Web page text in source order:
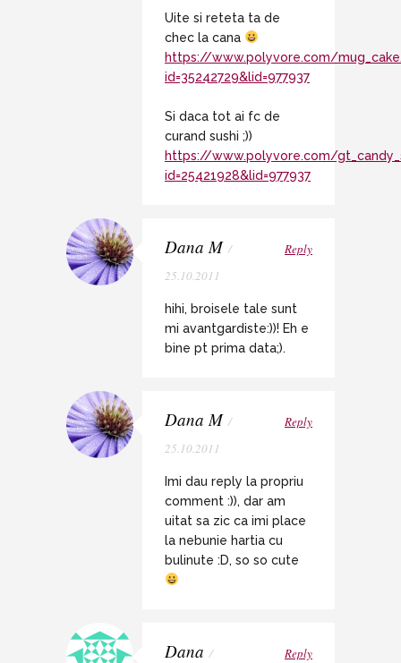
Uite si reteta ta de
chec la cana
https://www.polyvore.com/
id=35242729&lid=977937
Si daca tot ai fc de
curand sushi ;))
https://www.polyvore.com/
id=25421928&lid=977937
Dana M /
25.10.2011
Reply
hihi, broisele tale sunt
mi avantgardiste:))! Eh e
bine pt prima data;).
Dana M /
25.10.2011
Reply
Imi dau reply la propriu
comment :)), dar am
uitat sa zic ca imi place
la nebunie hartia cu
bulinute :D, so so cute
Dana /
Reply